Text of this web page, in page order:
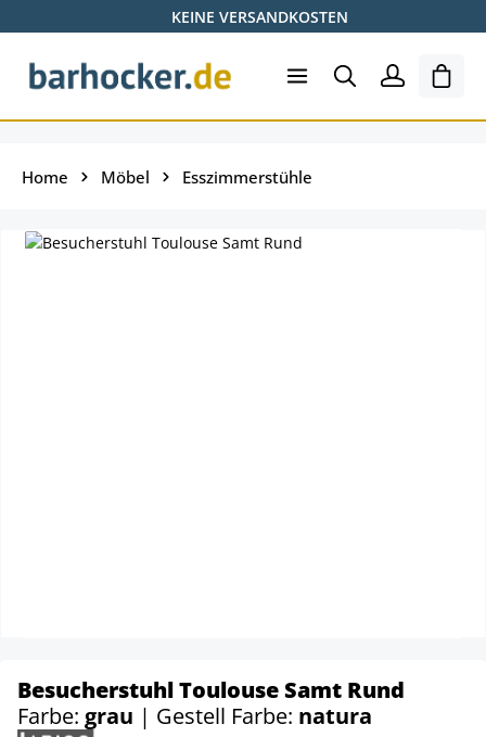
Zum Hauptinhalt springenKEINE VERSANDKOSTEN
Home Möbel Esszimmerstühle
Besucherstuhl Toulouse Samt Rund
Farbe: grau | Gestell Farbe: natura